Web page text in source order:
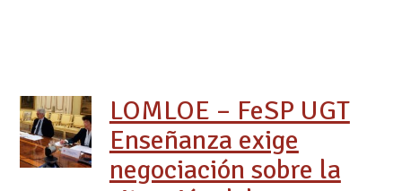
LOMLOE – FeSP UGT
Enseñanza exige
negociación sobre la